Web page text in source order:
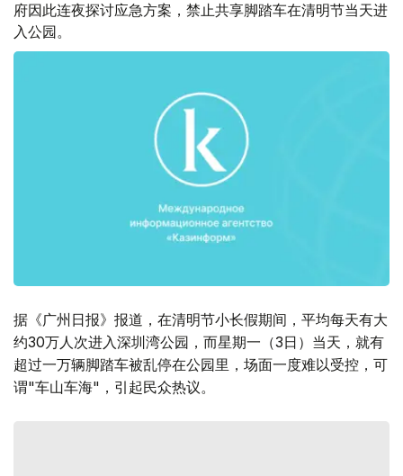
府因此连夜探讨应急方案，禁止共享脚踏车在清明节当天进
入公园。
据《广州日报》报道，在清明节小长假期间，平均每天有大
约30万人次进入深圳湾公园，而星期一（3日）当天，就有
超过一万辆脚踏车被乱停在公园里，场面一度难以受控，可
谓"车山车海"，引起民众热议。